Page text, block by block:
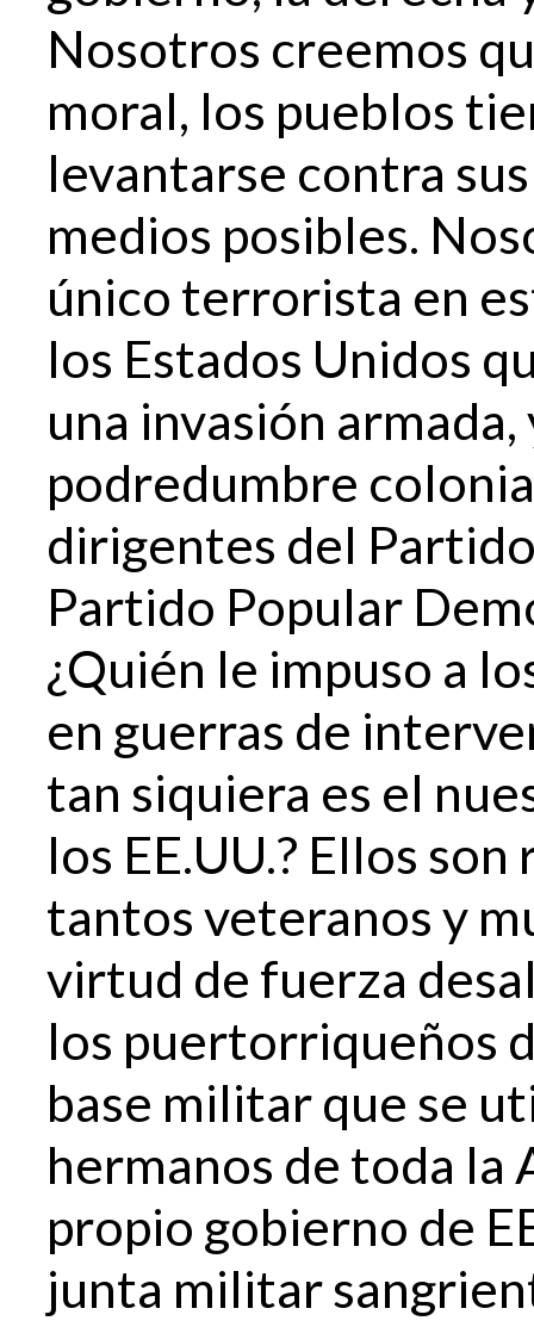
Nosotros creemos
moral, los pueblos
levantarse contra
medios posibles.
único terrorista en
los Estados Unidos
una invasión
podredumbre
dirigentes del
Partido Popular
¿Quién le impuso a
en guerras de
tan siquiera es el
los EE.UU.? Ellos
tantos veteranos y
virtud de fuerza
los puertorriqueños
base militar que se
hermanos de toda la
propio gobierno de
junta militar